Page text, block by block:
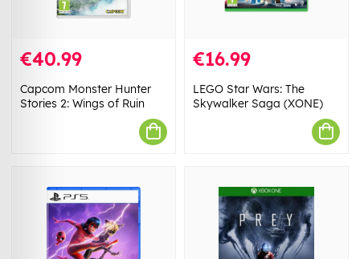
€40.99
Capcom Monster Hunter
Stories 2: Wings of Ruin
€16.99
LEGO Star Wars: The
Skywalker Saga (XONE)